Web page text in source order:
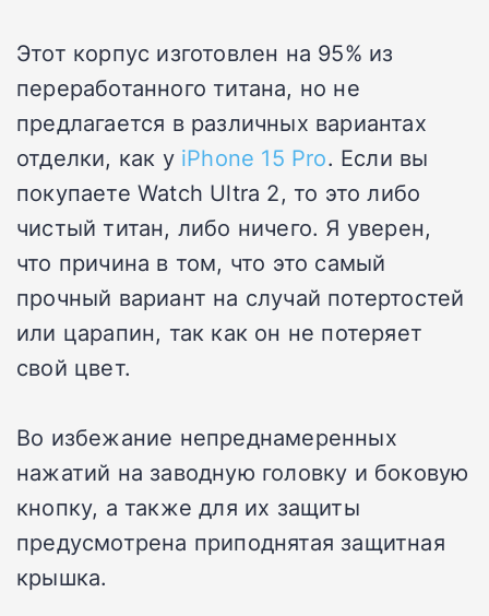
Этот корпус изготовлен на 95% из
переработанного титана, но не
предлагается в различных вариантах
отделки, как у iPhone 15 Pro. Если вы
покупаете Watch Ultra 2, то это либо
чистый титан, либо ничего. Я уверен,
что причина в том, что это самый
прочный вариант на случай потертостей
или царапин, так как он не потеряет
свой цвет.
Во избежание непреднамеренных
нажатий на заводную головку и боковую
кнопку, а также для их защиты
предусмотрена приподнятая защитная
крышка.